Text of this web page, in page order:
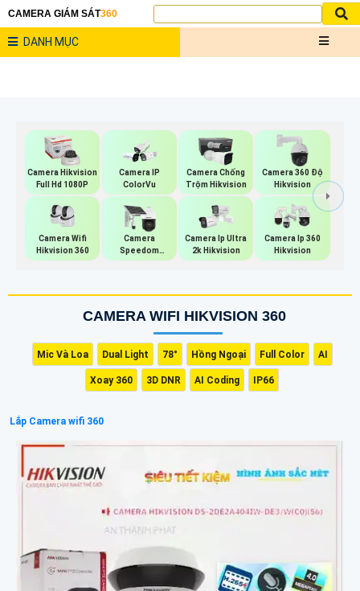
CAMERA GIÁM SÁT360
DANH MỤC
Camera Hikvision
Full Hd 1080P
Camera IP
ColorVu
Camera Chống
Trộm Hikvision
Camera 360 Độ
Hikvision
Camera Wifi
Hikvision 360
Camera
Speedom
Hikvision
Camera Ip Ultra
2k Hikvision
Camera Ip 360
Hikvision
CAMERA WIFI HIKVISION 360
Mic Và Loa Dual Light 78° Hồng Ngoại Full Color AI
Xoay 360 3D DNR AI Coding IP66
Lắp Camera wifi 360